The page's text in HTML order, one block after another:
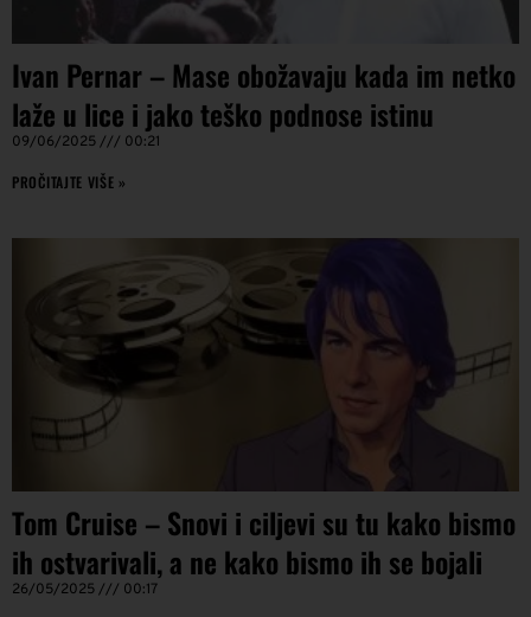
Ivan Pernar – Mase obožavaju kada im netko
laže u lice i jako teško podnose istinu
09/06/2025 00:21
PROČITAJTE VIŠE »
Tom Cruise – Snovi i ciljevi su tu kako bismo
ih ostvarivali, a ne kako bismo ih se bojali
26/05/2025 00:17